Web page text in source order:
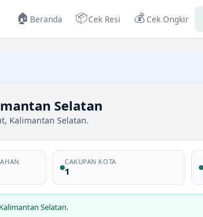
🏠 Beranda 📦Cek Resi 💰 Cek Ongkir
Selatan
Kalimantan Selatan.
CAKUPAN KOTA
1
Selatan.